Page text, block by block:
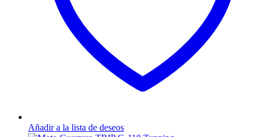
Añadir a la lista de deseos